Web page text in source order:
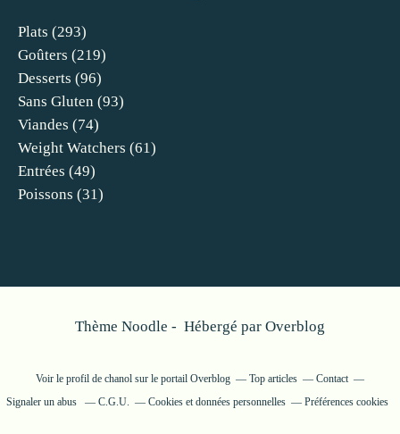
Plats (293)
Goûters (219)
Desserts (96)
Sans Gluten (93)
Viandes (74)
Weight Watchers (61)
Entrées (49)
Poissons (31)
Thème Noodle - Hébergé par Overblog
Voir le profil de chanol sur le portail Overblog Top articles
Contact
Signaler un abus
C.G.U. Cookies et données personnelles Préférences cookies